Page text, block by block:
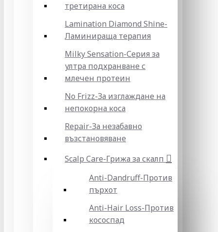
третирана коса
Lamination Diamond Shine-
Ламинираща терапия
Milky Sensation-Серия за
ултра подхранване с
млечен протеин
No Frizz-За изглаждане на
непокорна коса
Repair-За незабавно
възстановяване
Scalp Care-Грижа за скалп
Anti-Dandruff-Против
пърхот
Anti-Hair Loss-Против
кососпад